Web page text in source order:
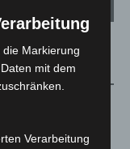
Mehring zeigt ihre
Markierung
mit dem
Verarbeitung